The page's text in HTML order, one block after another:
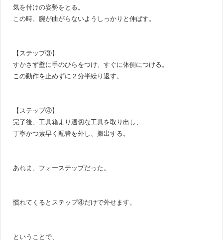
気を付けの姿勢をとる。
この時、腕が曲がらないようしっかりと伸ばす。
【ステップ③】
すかさず壁に手のひらをつけ、すぐに体側につける。
この動作を止めずに２分半繰り返す。
【ステップ④】
完了後、工具箱より適切な工具を取り出し、
丁寧かつ素早く配管を外し、搬出する。
あれま、フォーステップだった。
慣れてくるとステップ④だけで外せます。
ということで、